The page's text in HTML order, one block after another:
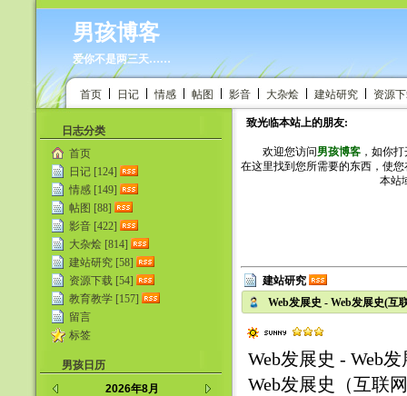
男孩博客
爱你不是两三天……
首页 日记 情感 帖图 影音 大杂烩 建站研究 资源
致光临本站上的朋友:
欢迎您访问男孩博客 ，如你
在这里找到您所需要的东西，使
本站
建站研究
Web发展史 - Web发展史(互
Web发展史 - Web
Web发展史（互联
日志分类
首页
日记 [124]
情感 [149]
帖图 [88]
影音 [422]
大杂烩 [814]
建站研究 [58]
资源下载 [54]
教育教学 [157]
留言
标签
男孩日历
2026年8月